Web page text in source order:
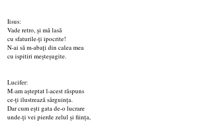
Iisus:
Vade retro, şi mă lasă
cu sfaturile-ţi ipocrite!
N-ai să m-abaţi din calea mea
cu ispitiri meşteşugite.
Lucifer:
M-am aşteptat l-acest răspuns
ce-ţi ilustrează sârguinţa.
Dar cum eşti gata de-o lucrare
unde-ţi vei pierde zelul şi fiinţa,